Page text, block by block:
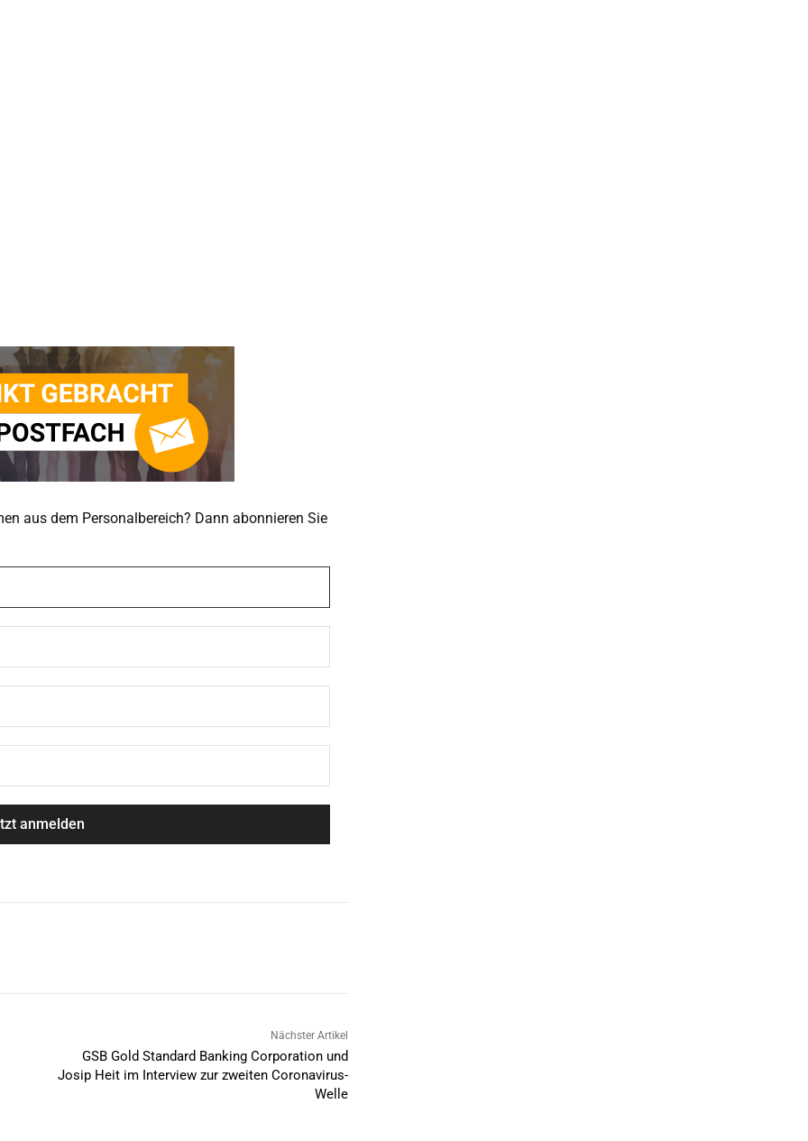
aus dem Personalbereich? Dann abonnieren Sie
Nächster Artikel
GSB Gold Standard Banking Corporation und
Josip Heit im Interview zur zweiten Coronavirus-
Welle